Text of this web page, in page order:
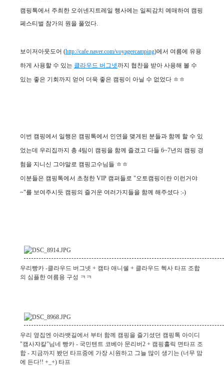
캠핑톡에서 주최한 오쉬넨지트레일 행사에는 일찌감치 예매하여 캠핑
페스티벌 참가의 원을 풀었다.
보이저아웃도어 (http://cafe.naver.com/voyagercamping)에서 여름에 유용
하게 사용할 수 있는 클라우드 버그넷까지 협찬을 받아 사용해 볼 수
있는 좋은 기회까지 얻어 더욱 좋은 캠핑이 아닐 수 없었다 ㅎㅎ
이번 캠핑에서 일행은 캠핑톡에서 인연을 맺게된 분들과 함께 할 수 있
었는데 우리집까지 총 4팀이 캠핑을 함께 즐겼고 다들 6~7년의 캠핑 경
험을 지니신 그야말로 캠핑고수님들 ㅎㅎ
이분들은 캠핑톡에서 초청한 VIP 캠퍼들로 "오토캠핑이란 이런거야
~"를 보여주시듯 캠핑의 즐거운 여러가지들을 함께 해주셨다 :-)
우리빵카 -클라우드 버그넷 + 캠타 애니쉘 + 클라우드 헥사 타프 조합
의 심플한 여름용 구성 ㅋㅋ
우리 옆집엔 아라뱃길에서 부터 함께 캠핑을 즐기셨던 캠핑톡 아이디
"캠사쟈칼"님네 빵카 - 국민텐트 코베아 문리버2 + 캠핑홀릭 면타프 조
합 - 지금까지 봤던 타프중에 가장 시원하고 그늘 많이 생기는 (너무 맘
에 든다!! +_+) 타프